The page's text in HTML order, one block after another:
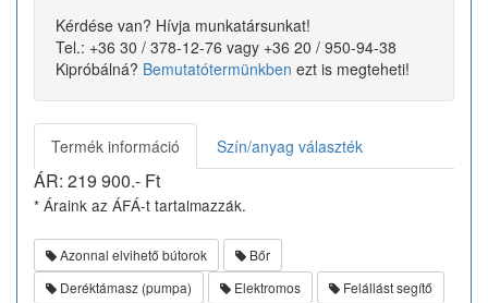
Kérdése van? Hívja munkatársunkat!
Tel.: +36 30 / 378-12-76 vagy +36 20 / 950-94-38
Kipróbálná? Bemutatótermünkben ezt is megteheti!
Termék információ Szín/anyag választék
ÁR: 219 900.- Ft
* Áraink az ÁFÁ-t tartalmazzák.
Azonnal elvihető bútorok
Bőr
Deréktámasz (pumpa)
Elektromos Felállást segítő